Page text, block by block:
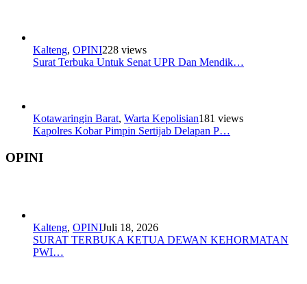
Kalteng, OPINI228 views
Surat Terbuka Untuk Senat UPR Dan Mendik…
Kotawaringin Barat, Warta Kepolisian181 views
Kapolres Kobar Pimpin Sertijab Delapan P…
OPINI
Kalteng, OPINIJuli 18, 2026
SURAT TERBUKA KETUA DEWAN KEHORMATAN
PWI…